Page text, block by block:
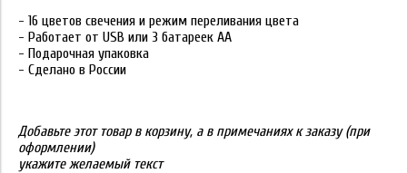
- 16 цветов свечения и режим переливания цвета
- Работает от USB или 3 батареек АА
- Подарочная упаковка
- Сделано в России
Добавьте этот товар в корзину, а в примечаниях к заказу (при
оформлении)
укажите желаемый текст